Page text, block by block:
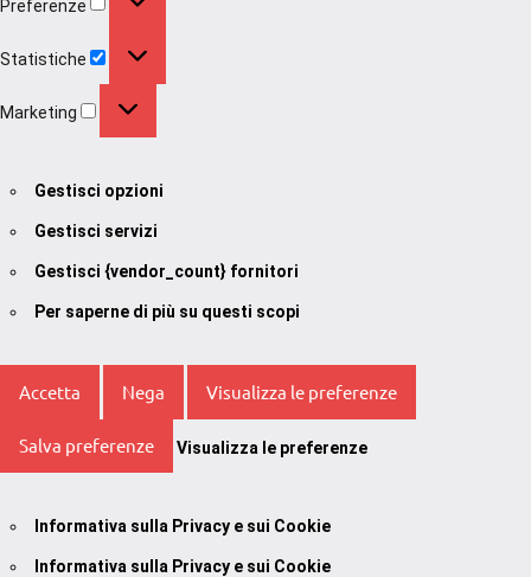
Preferenze
Statistiche
Marketing
Gestisci opzioni
Gestisci servizi
Gestisci {vendor_count} fornitori
Per saperne di più su questi scopi
Accetta Nega Visualizza le preferenze
Salva preferenze Visualizza le preferenze
Informativa sulla Privacy e sui Cookie
Informativa sulla Privacy e sui Cookie